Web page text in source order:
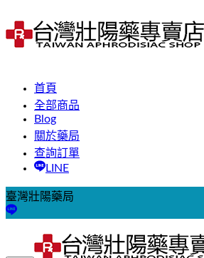
首頁
全部商品
Blog
關於藥局
查詢訂單
LINE
臺灣壯陽藥局